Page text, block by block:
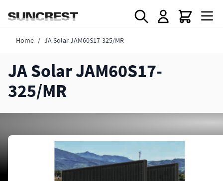
Home / JA Solar JAM60S17-325/MR
JA Solar JAM60S17-
325/MR